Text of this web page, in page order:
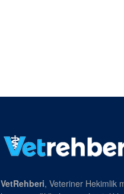
VetRehberi, Veteriner Hekimlik